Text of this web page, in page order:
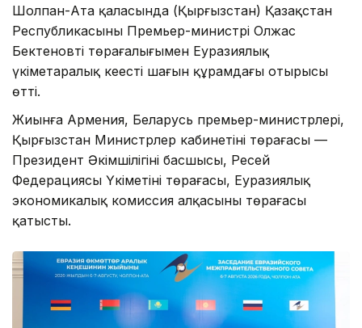
Шолпан-Ата қаласында (Қырғызстан) Қазақстан
Республикасының Премьер-министрі Олжас
Бектеновтің төрағалығымен Еуразиялық
үкіметаралық кеңестің шағын құрамдағы отырысы
өтті.
Жиынға Армения, Беларусь премьер-министрлері,
Қырғызстан Министрлер кабинетінің төрағасы —
Президент Әкімшілігінің басшысы, Ресей
Федерациясы Үкіметінің төрағасы, Еуразиялық
экономикалық комиссия алқасының төрағасы
қатысты.